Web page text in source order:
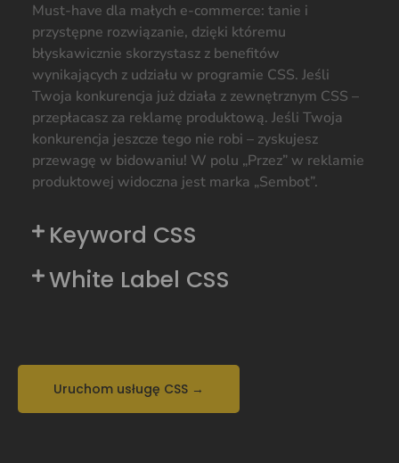
Must-have dla małych e-commerce: tanie i
przystępne rozwiązanie, dzięki któremu
błyskawicznie skorzystasz z benefitów
wynikających z udziału w programie CSS. Jeśli
Twoja konkurencja już działa z zewnętrznym CSS –
przepłacasz za reklamę produktową. Jeśli Twoja
konkurencja jeszcze tego nie robi – zyskujesz
przewagę w bidowaniu! W polu „Przez” w reklamie
produktowej widoczna jest marka „Sembot”.
Keyword CSS
White Label CSS
Uruchom usługę CSS →